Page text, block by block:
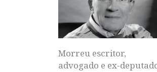
Morreu escritor,
advogado e ex-